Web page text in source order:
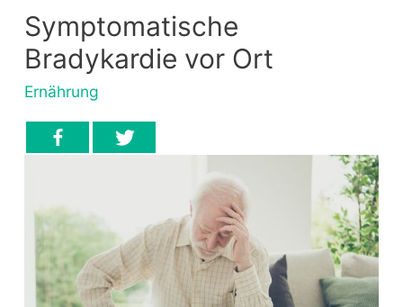
Symptomatische
Bradykardie vor Ort
Ernährung